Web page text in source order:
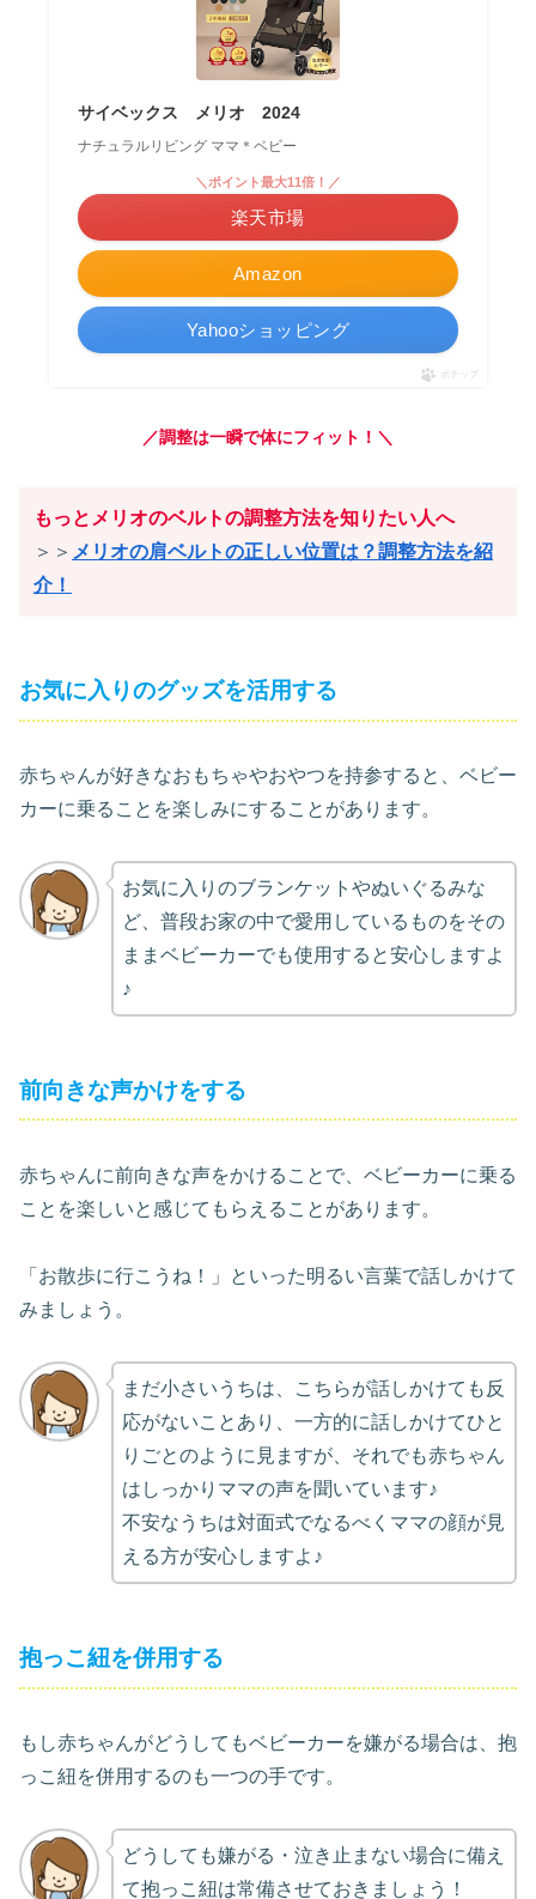
サイベックス メリオ 2024
ナチュラルリビング ママ＊ベビー
Amazon
＼ポイント最大11倍！／
楽天市場
Yahooショッピング
ポチップ
／調整は一瞬で体にフィット！＼
もっとメリオのベルトの調整方法を知りたい人へ
＞＞ メリオの肩ベルトの正しい位置は？調整方法を紹
介！
お気に入りのグッズを活用する
赤ちゃんが好きなおもちゃやおやつを持参すると、ベビー
カーに乗ることを楽しみにすることがあります。
お気に入りのブランケットやぬいぐるみな
ど、普段お家の中で愛用しているものをその
ままベビーカーでも使用すると安心しますよ
♪
前向きな声かけをする
赤ちゃんに前向きな声をかけることで、ベビーカーに乗る
ことを楽しいと感じてもらえることがあります。
「お散歩に行こうね！」といった明るい言葉で話しかけて
みましょう。
まだ小さいうちは、こちらが話しかけても反
応がないことあり、一方的に話しかけてひと
りごとのように見ますが、それでも赤ちゃん
はしっかりママの声を聞いています♪
不安なうちは対面式でなるべくママの顔が見
える方が安心しますよ♪
抱っこ紐を併用する
もし赤ちゃんがどうしてもベビーカーを嫌がる場合は、抱
っこ紐を併用するのも一つの手です。
どうしても嫌がる・泣き止まない場合に備え
て抱っこ紐は常備させておきましょう！